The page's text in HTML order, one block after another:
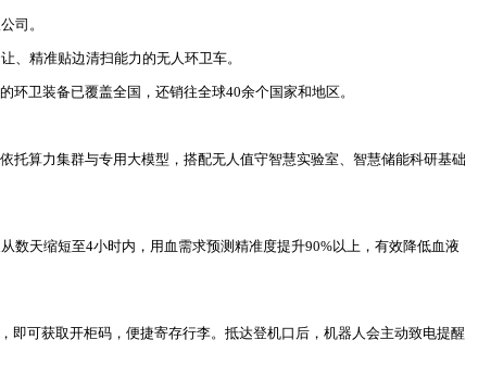
司。
、精准贴边清扫能力的无人环卫车。
卫装备已覆盖全国，还销往全球40余个国家和地区。
托算力集群与专用大模型，搭配无人值守智慧实验室、智慧储能科研基础
数天缩短至4小时内，用血需求预测精准度提升90%以上，有效降低血液
即可获取开柜码，便捷寄存行李。抵达登机口后，机器人会主动致电提醒